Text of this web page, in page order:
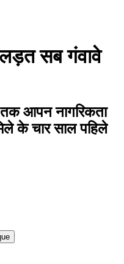
सब गंवावे
आपन नागरिकता
के चार साल पहिले